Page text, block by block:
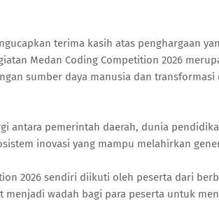
terima kasih atas penghargaan
Medan Coding Competition 2026
sumber daya manusia dan
antara pemerintah daerah, dunia
inovasi yang mampu melahirkan
2026 sendiri diikuti oleh peserta dari
menjadi wadah bagi para peserta untuk